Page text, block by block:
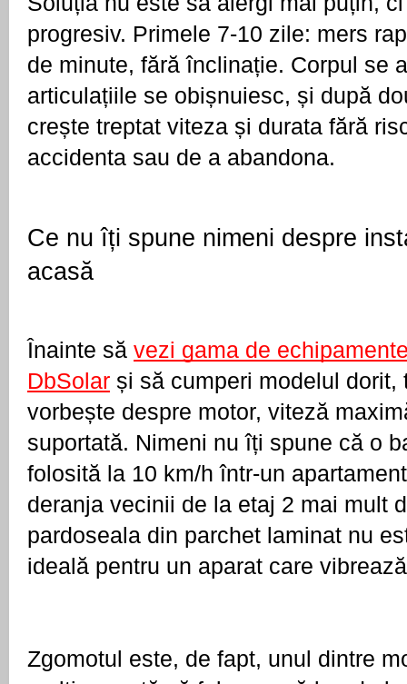
progresiv. Primele 7-10 zile: mers
de minute, fără înclinație. Corpul se
articulațiile se obișnuiesc, și după
crește treptat viteza și durata fără
accidenta sau de a abandona.
Ce nu îți spune nimeni despre
acasă
Înainte să vezi gama de
DbSolar și să cumperi modelul dorit,
vorbește despre motor, viteză
suportată. Nimeni nu îți spune că o
folosită la 10 km/h într-un
deranja vecinii de la etaj 2 mai mult
pardoseala din parchet laminat nu
ideală pentru un aparat care
Zgomotul este, de fapt, unul dintre